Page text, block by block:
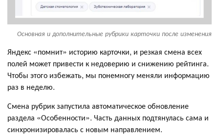
Основная и дополнительные рубрики карточки после изменения
Яндекс «помнит» историю карточки, и резкая смена всех
полей может привести к недоверию и снижению рейтинга.
Чтобы этого избежать, мы понемногу меняли информацию
раз в неделю.
Смена рубрик запустила автоматическое обновление
раздела «Особенности». Часть данных подтянулась сама и
синхронизировалась с новым направлением.